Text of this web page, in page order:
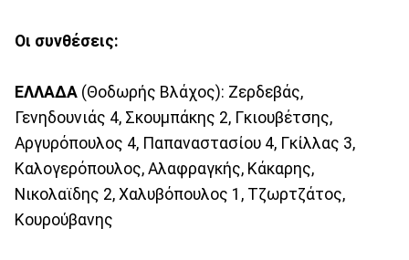
Οι συνθέσεις:
ΕΛΛΑΔΑ (Θοδωρής Βλάχος): Ζερδεβάς,
Γενηδουνιάς 4, Σκουμπάκης 2, Γκιουβέτσης,
Αργυρόπουλος 4, Παπαναστασίου 4, Γκίλλας 3,
Καλογερόπουλος, Αλαφραγκής, Κάκαρης,
Νικολαϊδης 2, Χαλυβόπουλος 1, Τζωρτζάτος,
Κουρούβανης